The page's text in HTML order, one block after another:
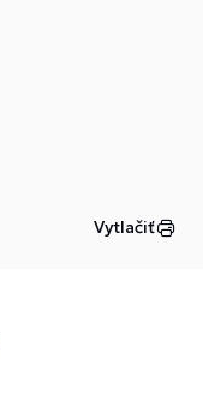
Vytlačiť